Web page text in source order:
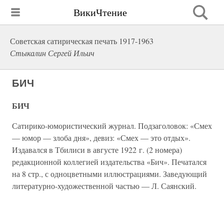
ВикиЧтение
Советская сатирическая печать 1917-1963
Стыкалин Сергей Ильич
БИЧ
БИЧ
Сатирико-юмористический журнал. Подзаголовок: «Смех
— юмор — злоба дня», девиз: «Смех — это отдых».
Издавался в Тбилиси в августе 1922 г. (2 номера)
редакционной коллегией издательства «Бич». Печатался
на 8 стр., с одноцветными иллюстрациями. Заведующий
литературно-художественной частью — Л. Саянский.